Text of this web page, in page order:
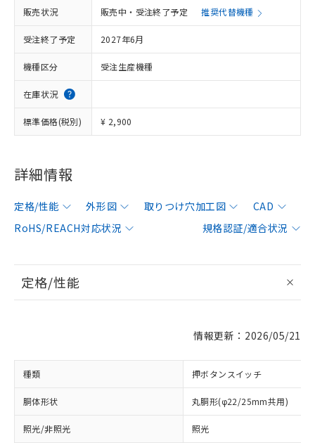
販売状況 販売中・受注終了予定 推奨代替機種
受注終了予定 2027年6月
機種区分 受注生産機種
在庫状況
標準価格(税別) ¥ 2,900
詳細情報
定格/性能 外形図 取りつけ穴加工図
CAD
RoHS/REACH対応状況
規格認証/適合状況
定格/性能
情報更新：2026/05/21
種類 押ボタンスイッチ
胴体形状 丸胴形(φ22/25mm共用)
照光/非照光 照光